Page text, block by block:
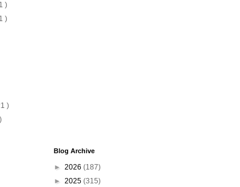
)
)
)
Blog Archive
► 2026 (187)
► 2025 (315)